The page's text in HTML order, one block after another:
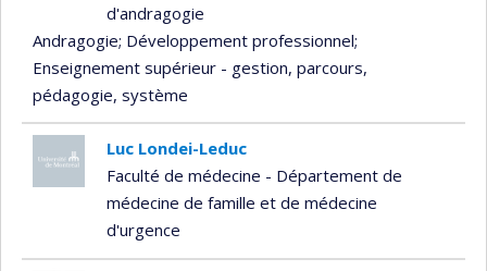
d'andragogie
Andragogie; Développement professionnel;
Enseignement supérieur - gestion, parcours,
pédagogie, système
Luc Londei-Leduc
Faculté de médecine - Département de
médecine de famille et de médecine
d'urgence